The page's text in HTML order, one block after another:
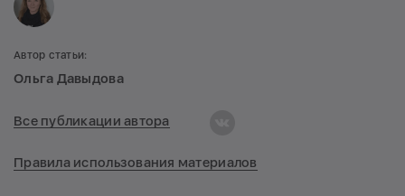
Автор статьи:
Ольга Давыдова
Все публикации автора
Правила использования материалов